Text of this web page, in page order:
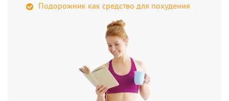
Подорожник как средство для похудения